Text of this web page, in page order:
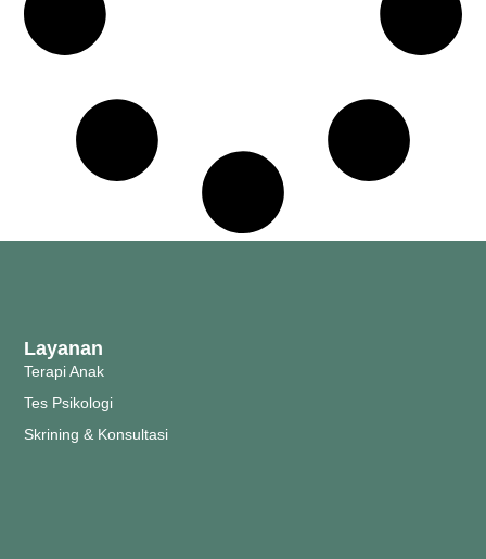
Layanan
Terapi Anak
Tes Psikologi
Skrining & Konsultasi